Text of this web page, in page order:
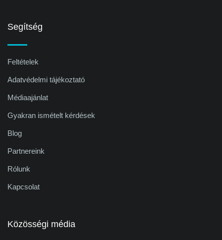
Segítség
Feltételek
Adatvédelmi tájékoztató
Médiaajánlat
Gyakran ismételt kérdések
Blog
Partnereink
Rólunk
Kapcsolat
Közösségi média